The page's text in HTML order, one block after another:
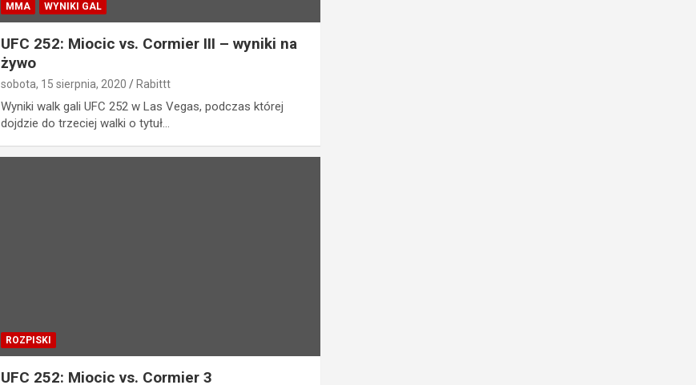
MMA WYNIKI GAL
UFC 252: Miocic vs. Cormier III – wyniki na
żywo
sobota, 15 sierpnia, 2020 Rabittt
Wyniki walk gali UFC 252 w Las Vegas, podczas której
dojdzie do trzeciej walki o tytuł…
ROZPISKI
UFC 252: Miocic vs. Cormier 3